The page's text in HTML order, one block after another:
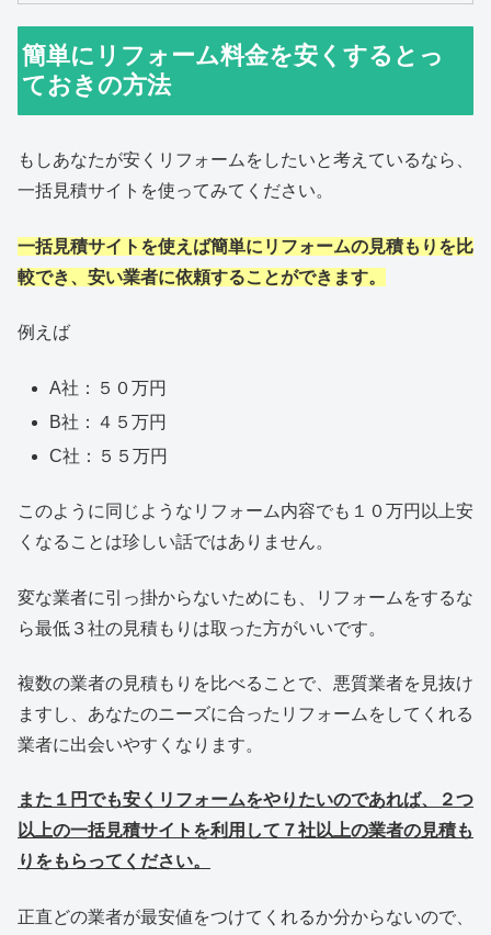
簡単にリフォーム料金を安くするとっ
ておきの方法
もしあなたが安くリフォームをしたいと考えているなら、
一括見積サイトを使ってみてください。
一括見積サイトを使えば簡単にリフォームの見積もりを比
較でき、安い業者に依頼することができます。
例えば
A社：５０万円
B社：４５万円
C社：５５万円
このように同じようなリフォーム内容でも１０万円以上安
くなることは珍しい話ではありません。
変な業者に引っ掛からないためにも、リフォームをするな
ら最低３社の見積もりは取った方がいいです。
複数の業者の見積もりを比べることで、悪質業者を見抜け
ますし、あなたのニーズに合ったリフォームをしてくれる
業者に出会いやすくなります。
また１円でも安くリフォームをやりたいのであれば、２つ
以上の一括見積サイトを利用して７社以上の業者の見積も
りをもらってください。
正直どの業者が最安値をつけてくれるか分からないので、